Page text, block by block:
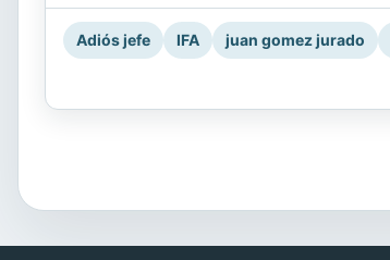
Adiós jefe IFA juan gomez jurado